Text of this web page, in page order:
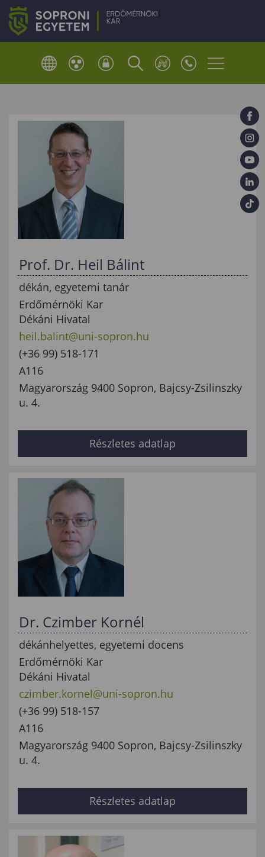
Prof. Dr. Heil Bálint
dékán, egyetemi tanár
Erdőmérnöki Kar
Dékáni Hivatal
heil.balint@uni-sopron.hu
(+36 99) 518-171
A116
Magyarország 9400 Sopron, Bajcsy-Zsilinszky
u. 4.
Részletes adatlap
Dr. Czimber Kornél
dékánhelyettes, egyetemi docens
Erdőmérnöki Kar
Dékáni Hivatal
czimber.kornel@uni-sopron.hu
(+36 99) 518-157
A116
Magyarország 9400 Sopron, Bajcsy-Zsilinszky
u. 4.
Részletes adatlap